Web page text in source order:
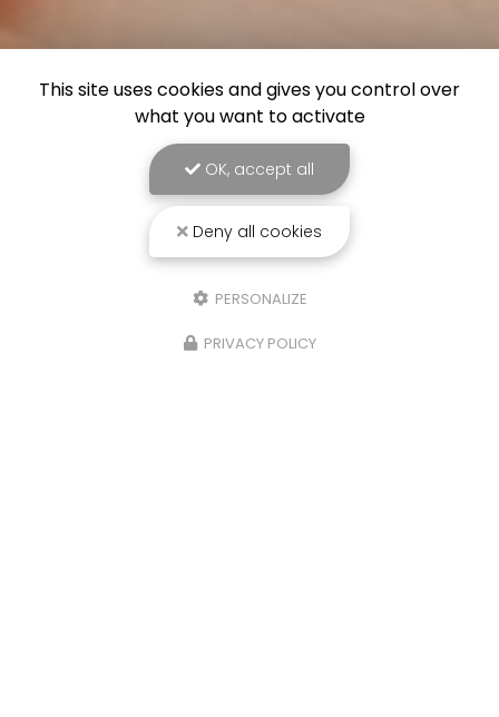
This site uses cookies and gives you control over
what you want to activate
OK, accept all
Deny all cookies
PERSONALIZE
PRIVACY POLICY